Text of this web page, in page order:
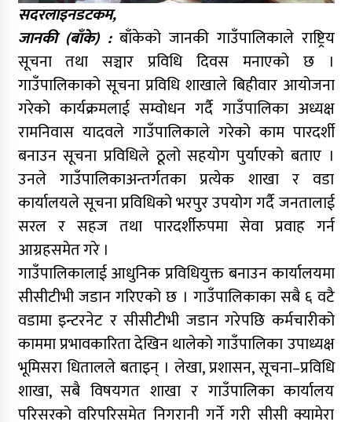
सदरलाइनडटकम,
जानकी (बाँके) :बाँकेको जानकी गाउँपालिकाले राष्ट्रिय
सूचना तथा सञ्चार प्रविधि दिवस मनाएको छ ।
गाउँपालिकाको सूचना प्रविधि शाखाले बिहीवार आयोजना
गरेको कार्यक्रमलाई सम्वोधन गर्दै गाउँपालिका अध्यक्ष
रामनिवास यादवले गाउँपालिकाले गरेको काम पारदर्शी
बनाउन सूचना प्रविधिले ठूलो सहयोग पुर्याएको बताए ।
उनले गाउँपालिकाअन्तर्गतका प्रत्येक शाखा र वडा
कार्यालयले सूचना प्रविधिको भरपुर उपयोग गर्दै जनतालाई
सरल र सहज तथा पारदर्शीरुपमा सेवा प्रवाह गर्न
आग्रहसमेत गरे ।
गाउँपालिकालाई आधुनिक प्रविधियुक्त बनाउन कार्यालयमा
सीसीटीभी जडान गरिएको छ । गाउँपालिकाका सबै ६ वटै
वडामा इन्टरनेट र सीसीटीभी जडान गरेपछि कर्मचारीको
काममा प्रभावकारिता देखिन थालेको गाउँपालिका उपाध्यक्ष
भूमिसरा धितालले बताइन् । लेखा, प्रशासन, सूचना–प्रविधि
शाखा, सबै विषयगत शाखा र गाउँपालिका कार्यालय
परिसरको वरिपरिसमेत निगरानी गर्ने गरी सीसी क्यामेरा